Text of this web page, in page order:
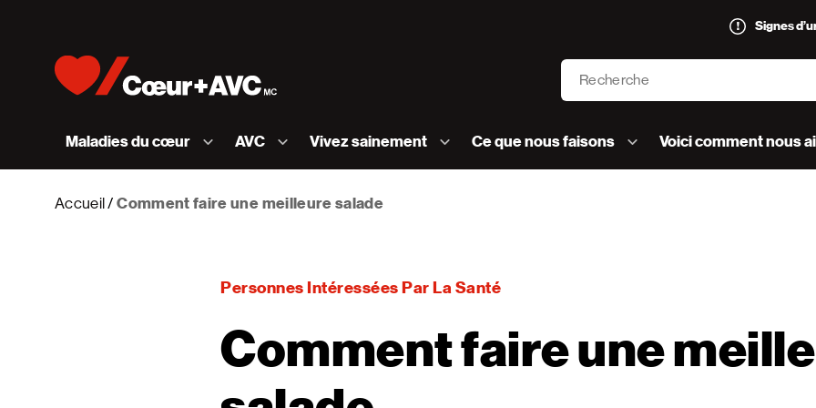
Signes
Recherche
Maladies du cœur AVC Vivez sainement Ce que nous faisons Voici comment nous
Accueil Comment faire une meilleure salade
Personnes Intéressées Par La Santé
Comment faire une